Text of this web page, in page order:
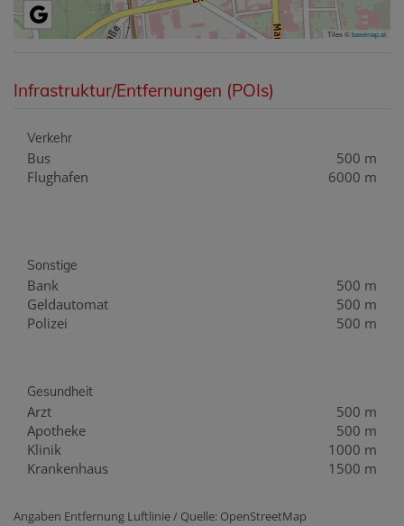
Tiles ©basemap.at
Infrastruktur/Entfernungen (POIs)
Verkehr
Bus
500 m
Flughafen
6000 m
Sonstige
Bank
500 m
Geldautomat
500 m
Polizei
500 m
Gesundheit
Arzt
500 m
Apotheke
500 m
Klinik
1000 m
Krankenhaus
1500 m
Angaben Entfernung Luftlinie / Quelle: OpenStreetMap